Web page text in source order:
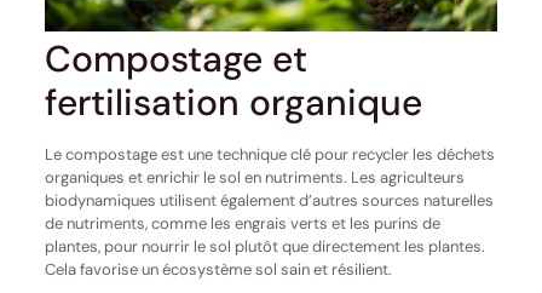
Compostage et
fertilisation organique
Le compostage est une technique clé pour recycler les déchets
organiques et enrichir le sol en nutriments. Les agriculteurs
biodynamiques utilisent également d’autres sources naturelles
de nutriments, comme les engrais verts et les purins de
plantes, pour nourrir le sol plutôt que directement les plantes.
Cela favorise un écosystème sol sain et résilient.